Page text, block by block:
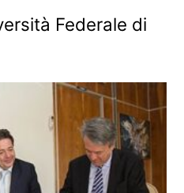
Federale di